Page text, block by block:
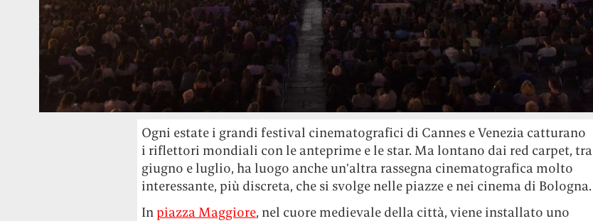
Ogni estate i grandi festival cinematografici di Cannes e Venezia catturano
i riflettori mondiali con le anteprime e le star. Ma lontano dai red carpet, tra
giugno e luglio, ha luogo anche un’altra rassegna cinematografica molto
interessante, più discreta, che si svolge nelle piazze e nei cinema di Bologna.
Inpiazza Maggiore, nel cuore medievale della città, viene installato uno